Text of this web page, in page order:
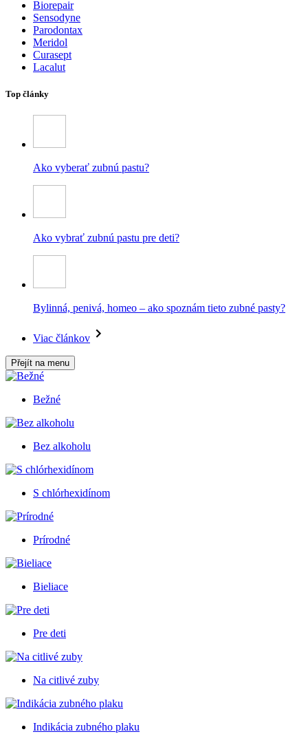
Biorepair
Sensodyne
Parodontax
Meridol
Curasept
Lacalut
Top články
Ako vyberať zubnú pastu?
Ako vybrať zubnú pastu pre deti?
Bylinná, penivá, homeo – ako spoznám tieto zubné pasty?
Viac článkov
Přejít na menu
Bežné
Bez alkoholu
S chlórhexidínom
Prírodné
Bieliace
Pre deti
Na citlivé zuby
Indikácia zubného plaku